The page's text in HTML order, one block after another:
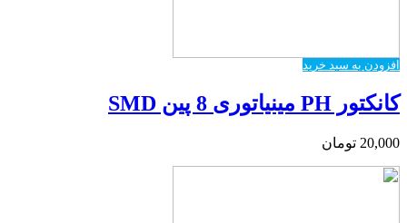
افزودن به سبد خرید
کانکتور PH مینیاتوری 8 پین SMD
20,000 تومان